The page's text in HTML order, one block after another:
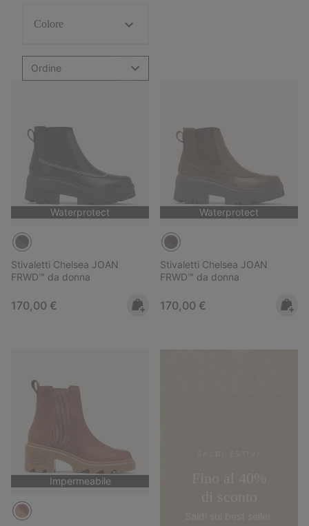
Colore
Ordine
Waterprotect
Stivaletti Chelsea JOAN
FRWD™ da donna
Regular price:
170,00 €
Waterprotect
Stivaletti Chelsea JOAN
FRWD™ da donna
Regular price:
170,00 €
Impermeabile